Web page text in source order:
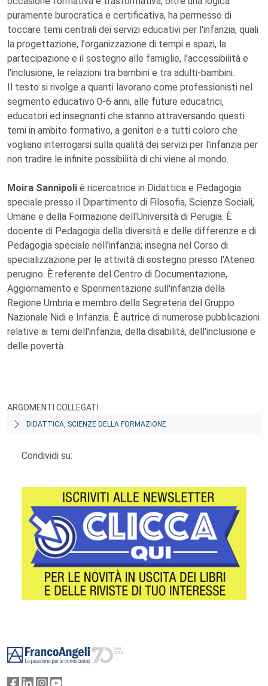
puramente burocratica e certificativa, ha permesso di
toccare temi centrali dei servizi educativi per l'infanzia, quali
la progettazione, l'organizzazione di tempi e spazi, la
partecipazione e il sostegno alle famiglie, l'accessibilità e
l'inclusione, le relazioni tra bambini e tra adulti-bambini.
Il testo si rivolge a quanti lavorano come professionisti nel
segmento educativo 0-6 anni, alle future educatrici,
educatori ed insegnanti che stanno attraversando questi
temi in ambito formativo, a genitori e a tutti coloro che
vogliano interrogarsi sulla qualità dei servizi per l'infanzia per
non tradire le infinite possibilità di chi viene al mondo.
Moira Sannipoli è ricercatrice in Didattica e Pedagogia
speciale presso il Dipartimento di Filosofia, Scienze Sociali,
Umane e della Formazione dell'Università di Perugia. È
docente di Pedagogia della diversità e delle differenze e di
Pedagogia speciale nell'infanzia; insegna nel Corso di
specializzazione per le attività di sostegno presso l'Ateneo
perugino. È referente del Centro di Documentazione,
Aggiornamento e Sperimentazione sull'infanzia della
Regione Umbria e membro della Segreteria del Gruppo
Nazionale Nidi e Infanzia. È autrice di numerose pubblicazioni
relative ai temi dell'infanzia, della disabilità, dell'inclusione e
delle povertà.
ARGOMENTI COLLEGATI
DIDATTICA, SCIENZE DELLA FORMAZIONE
Condividi su: